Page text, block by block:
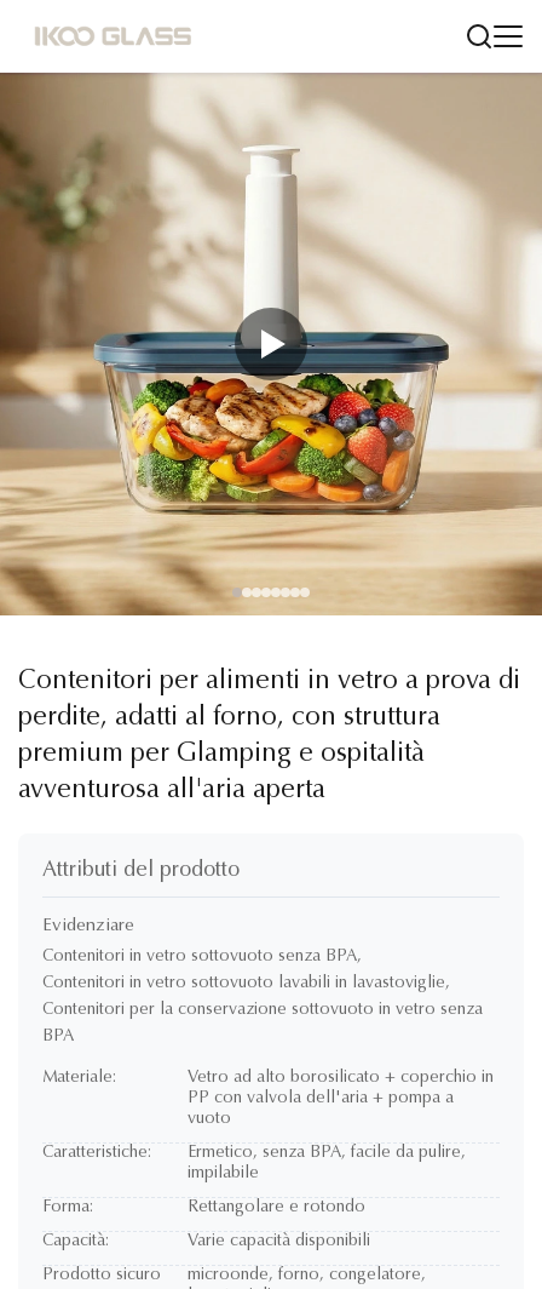
Contenitori per alimenti in vetro a prova di
perdite, adatti al forno, con struttura
premium per Glamping e ospitalità
avventurosa all'aria aperta
Attributi del prodotto
Evidenziare
Contenitori in vetro sottovuoto senza BPA,
Contenitori in vetro sottovuoto lavabili in lavastoviglie,
Contenitori per la conservazione sottovuoto in vetro senza
BPA
Materiale:
Vetro ad alto borosilicato + coperchio in
PP con valvola dell'aria + pompa a
vuoto
Caratteristiche:
Ermetico, senza BPA, facile da pulire,
impilabile
Forma:
Rettangolare e rotondo
Capacità:
Varie capacità disponibili
Prodotto sicuro
microonde, forno, congelatore,